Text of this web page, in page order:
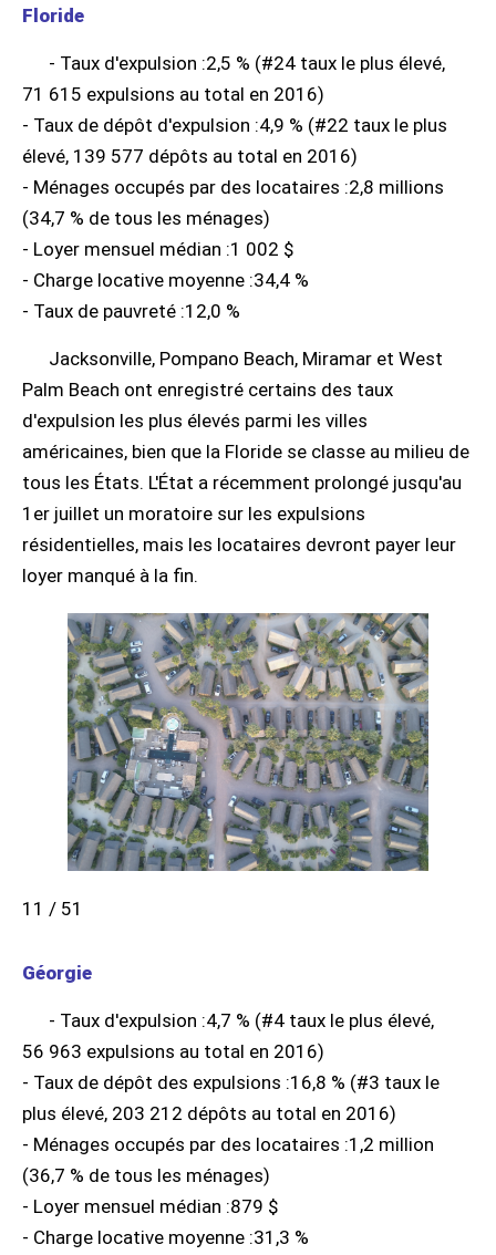
Floride
- Taux d'expulsion :2,5 % (#24 taux le plus élevé,
71 615 expulsions au total en 2016)
- Taux de dépôt d'expulsion :4,9 % (#22 taux le plus
élevé, 139 577 dépôts au total en 2016)
- Ménages occupés par des locataires :2,8 millions
(34,7 % de tous les ménages)
- Loyer mensuel médian :1 002 $
- Charge locative moyenne :34,4 %
- Taux de pauvreté :12,0 %
Jacksonville, Pompano Beach, Miramar et West
Palm Beach ont enregistré certains des taux
d'expulsion les plus élevés parmi les villes
américaines, bien que la Floride se classe au milieu de
tous les États. L'État a récemment prolongé jusqu'au
1er juillet un moratoire sur les expulsions
résidentielles, mais les locataires devront payer leur
loyer manqué à la fin.
11 / 51
Géorgie
- Taux d'expulsion :4,7 % (#4 taux le plus élevé,
56 963 expulsions au total en 2016)
- Taux de dépôt des expulsions :16,8 % (#3 taux le
plus élevé, 203 212 dépôts au total en 2016)
- Ménages occupés par des locataires :1,2 million
(36,7 % de tous les ménages)
- Loyer mensuel médian :879 $
- Charge locative moyenne :31,3 %